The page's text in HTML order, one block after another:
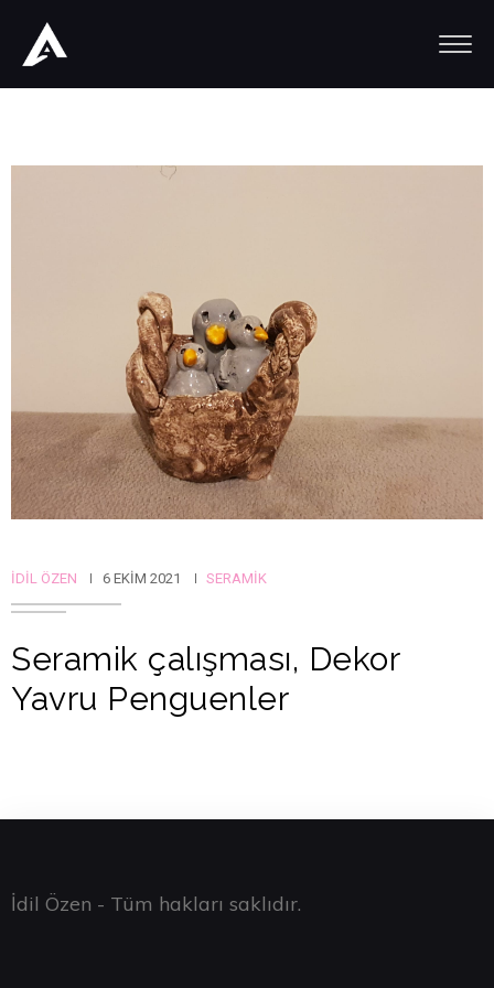
İDIL ÖZEN 6 EKIM 2021 SERAMIK
Seramik çalışması, Dekor
Yavru Penguenler
İdil Özen - Tüm hakları saklıdır.